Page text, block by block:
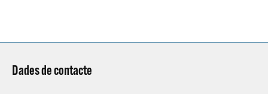
Dades de contacte